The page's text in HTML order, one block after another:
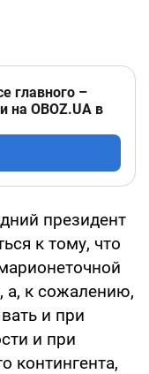
главного –
на OBOZ.UA в
президент
к тому, что
а, к сожалению,
и при
и при
контингента,